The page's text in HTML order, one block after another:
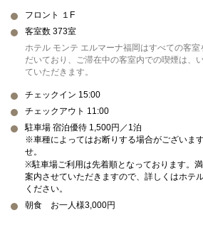
フロント １F
客室数 373室
ホテル モンテ エルマーナ福岡はすべての客
だいており、ご滞在中の客室内での喫煙は、
ていただきます。
チェックイン 15:00
チェックアウト 11:00
駐車場 宿泊優待 1,500円／1泊
※車種によってはお断りする場合がございま
せ。
※駐車場ご利用は先着順となっております。
案内させていただきますので、詳しくはホテ
ください。
朝食 お一人様3,000円